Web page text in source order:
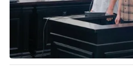
VTV4
VTV9